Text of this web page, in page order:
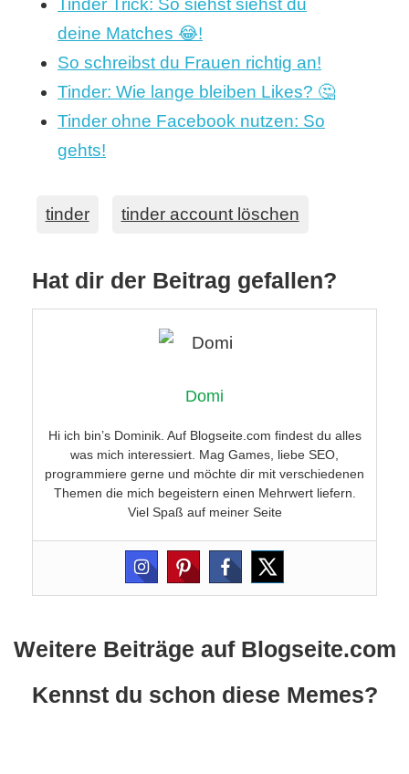
Tinder Trick: So siehst siehst du
deine Matches 😂!
So schreibst du Frauen richtig an!
Tinder: Wie lange bleiben Likes? 🤔
Tinder ohne Facebook nutzen: So
gehts!
tinder tinder account löschen
Hat dir der Beitrag gefallen?
Domi
Hi ich bin’s Dominik. Auf Blogseite.com findest du alles
was mich interessiert. Mag Games, liebe SEO,
programmiere gerne und möchte dir mit verschiedenen
Themen die mich begeistern einen Mehrwert liefern.
Viel Spaß auf meiner Seite
Weitere Beiträge auf Blogseite.com
Kennst du schon diese Memes?